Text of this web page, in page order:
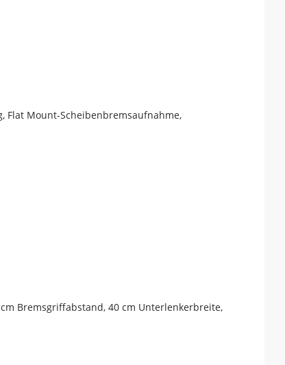
Flat Mount-Scheibenbremsaufnahme,
Bremsgriffabstand, 40 cm Unterlenkerbreite,